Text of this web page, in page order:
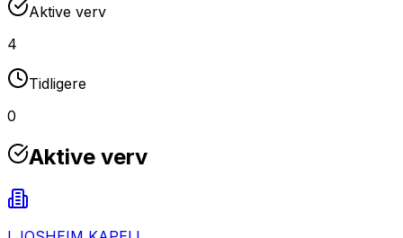
Aktive verv
4
Tidligere
0
Aktive verv